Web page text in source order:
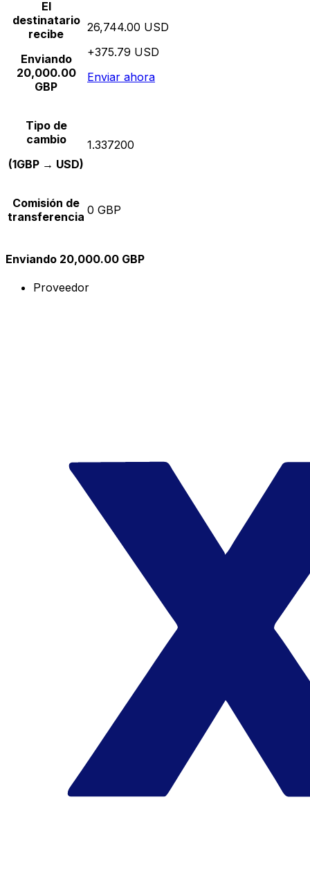
El
destinatario
recibe
Enviando
20,000.00
GBP
26,744.00 USD
+375.79 USD
Enviar ahora
Tipo de
cambio
(1GBP → USD)
1.337200
Comisión de
transferencia 0 GBP
Enviando 20,000.00 GBP
Proveedor